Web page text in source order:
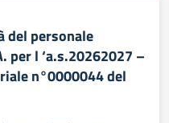
del personale
per l ‘a.s.20262027 –
n°0000044 del